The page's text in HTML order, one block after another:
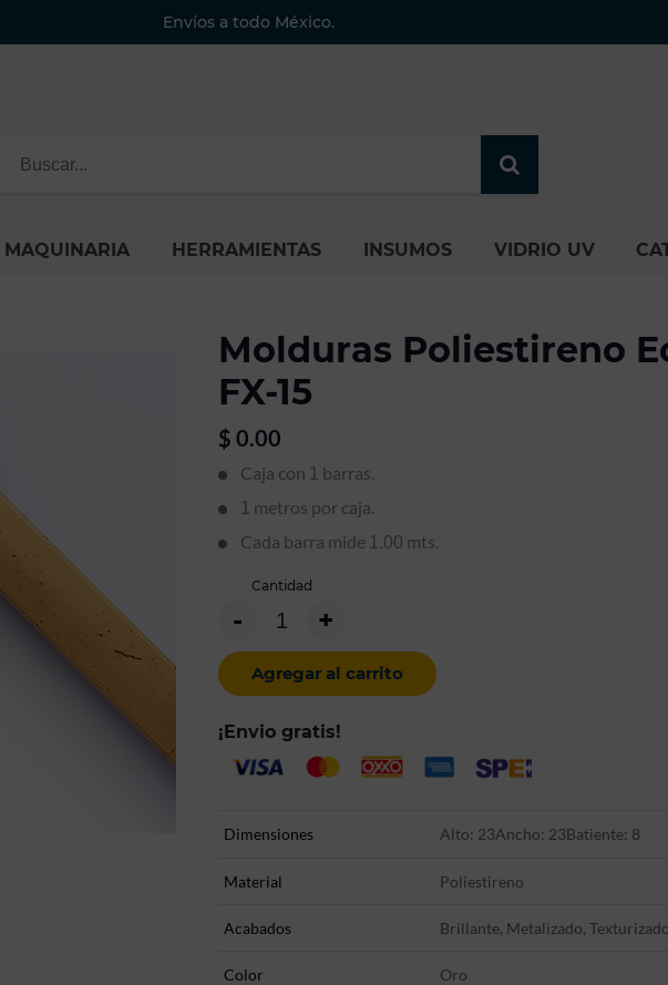
Envíos a todo México.
MAQUINARIA HERRAMIENTAS INSUMOS VIDRIO UV
Molduras Poliestireno
FX-15
$ 0.00
Caja con 1 barras.
1 metros por caja.
Cada barra mide 1.00 mts.
Cantidad
- +
Agregar al carrito
¡Envio gratis!
Dimensiones Alto: 23Ancho: 23Batiente: 8
Material Poliestireno
Acabados Brillante, Metalizado, Texturizado
Color Oro